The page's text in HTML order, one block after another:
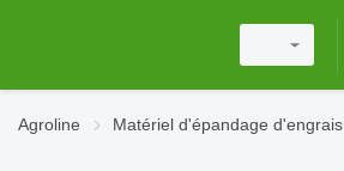
Agroline Matériel d'épandage d'engrais